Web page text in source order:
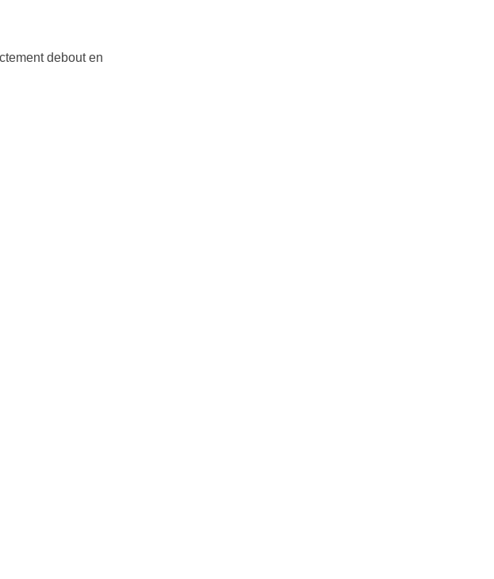
debout en